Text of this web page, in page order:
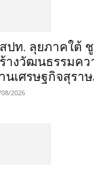
ปท. ลุยภาคใต้
างวัฒนธรรมคว
นเศรษฐกิจสุรา
2026